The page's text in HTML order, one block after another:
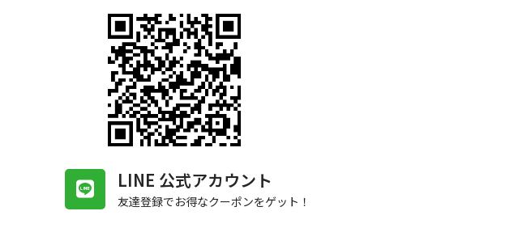
LINE 公式アカウント
友達登録でお得なクーポンをゲット！